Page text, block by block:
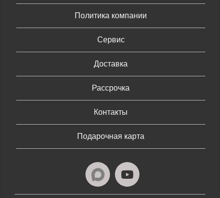
Политика компании
Сервис
Доставка
Рассрочка
Контакты
Подарочная карта